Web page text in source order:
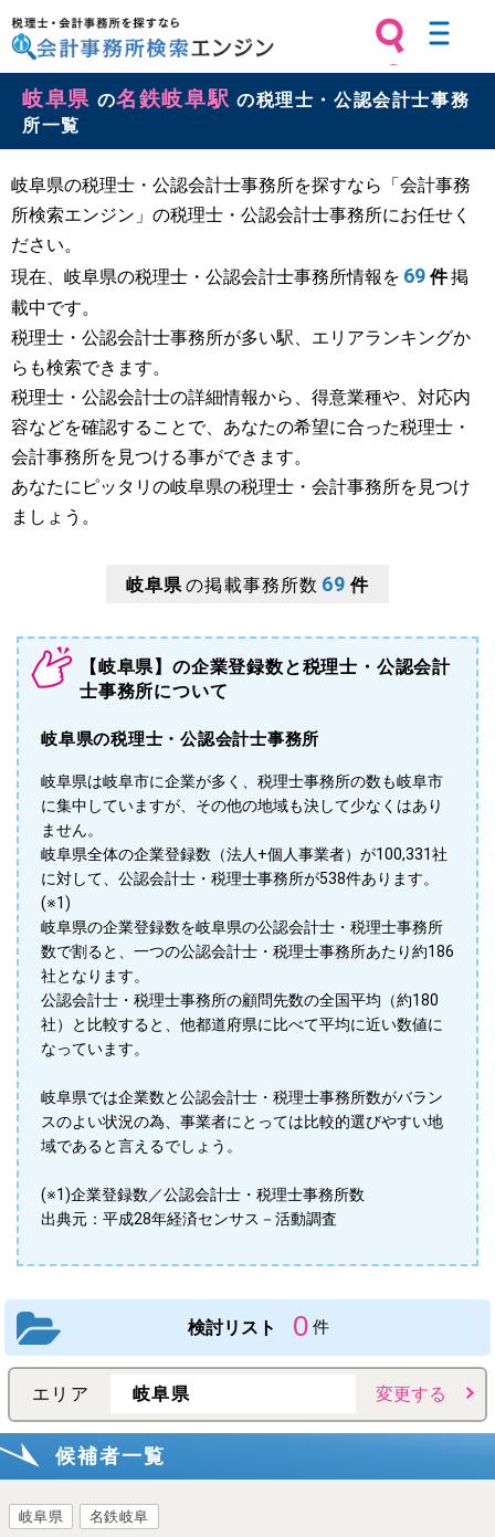
税理士・会計事務所を探すなら 会計
事務所検索エンジン
岐阜県 の名鉄岐阜駅 の税理士・公認会計士事務
所一覧
岐阜県の税理士・公認会計士事務所を探すなら「会計事務
所検索エンジン」の税理士・公認会計士事務所にお任せく
ださい。
現在、岐阜県の税理士・公認会計士事務所情報を 69 件掲
載中です。
税理士・公認会計士事務所が多い駅、エリアランキングか
らも検索できます。
税理士・公認会計士の詳細情報から、得意業種や、対応内
容などを確認することで、あなたの希望に合った税理士・
会計事務所を見つける事ができます。
あなたにピッタリの岐阜県の税理士・会計事務所を見つけ
ましょう。
岐阜県の掲載事務所数 69 件
【岐阜県】の企業登録数と税理士・公認会計
士事務所について
岐阜県の税理士・公認会計士事務所
岐阜県は岐阜市に企業が多く、税理士事務所の数も岐阜市
に集中していますが、その他の地域も決して少なくはあり
ません。
岐阜県全体の企業登録数（法人+個人事業者）が100,331社
に対して、公認会計士・税理士事務所が538件あります。
(※1)
岐阜県の企業登録数を岐阜県の公認会計士・税理士事務所
数で割ると、一つの公認会計士・税理士事務所あたり約186
社となります。
公認会計士・税理士事務所の顧問先数の全国平均（約180
社）と比較すると、他都道府県に比べて平均に近い数値に
なっています。
岐阜県では企業数と公認会計士・税理士事務所数がバラン
スのよい状況の為、事業者にとっては比較的選びやすい地
域であると言えるでしょう。
(※1)企業登録数／公認会計士・税理士事務所数
出典元：平成28年経済センサス－活動調査
検討リスト 0 件
エリア 岐阜県 変更する
候補者一覧
岐阜県 名鉄岐阜